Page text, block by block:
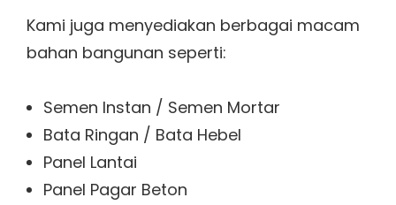
Kami juga menyediakan berbagai macam
bahan bangunan seperti:
Semen Instan / Semen Mortar
Bata Ringan / Bata Hebel
Panel Lantai
Panel Pagar Beton